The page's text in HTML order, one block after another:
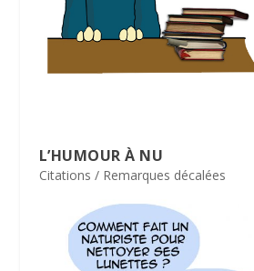
L’HUMOUR À NU
Citations / Remarques décalées